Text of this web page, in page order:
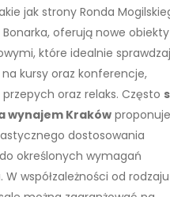
jak strony Ronda
Bonarka, oferują nowe
które idealnie
kursy oraz konferencje,
oraz relaks. Często
wynajem Kraków proponuje
dostosowania
określonych wymagań
współzależności od rodzaju